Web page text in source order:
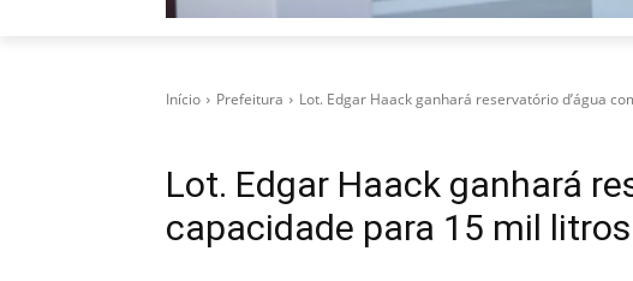
Início Prefeitura Lot. Edgar Haack ganhará reservatório d’água
Lot. Edgar Haack ganhará
capacidade para 15 mil litros